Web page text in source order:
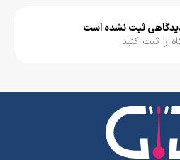
ثبت نشده است
را ثبت کنید